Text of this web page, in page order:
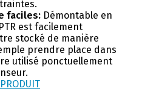
faciles: Démontable en
est facilement
stocké de manière
prendre place dans
utilisé ponctuellement